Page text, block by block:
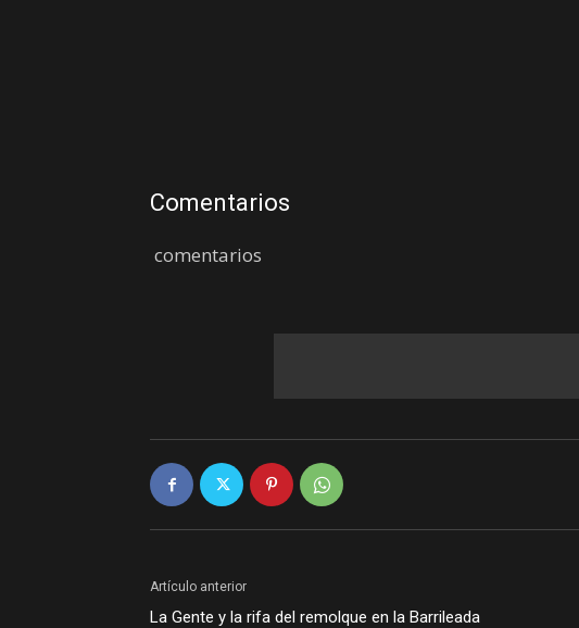
Comentarios
comentarios
Artículo anterior
La Gente y la rifa del remolque en la Barrileada